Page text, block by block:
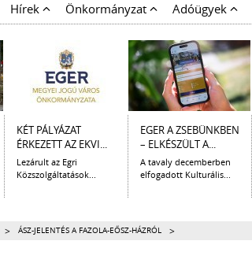
Hírek Önkormányzat Adóügyek
KÉT PÁLYÁZAT
ÉRKEZETT AZ EKVI...
Lezárult az Egri
Közszolgáltatások...
EGER A ZSEBÜNKBEN
– ELKÉSZÜLT A...
A tavaly decemberben
elfogadott Kulturális...
> ÁSZ-JELENTÉS A FAZOLA-EŐSZ-HÁZRÓL >